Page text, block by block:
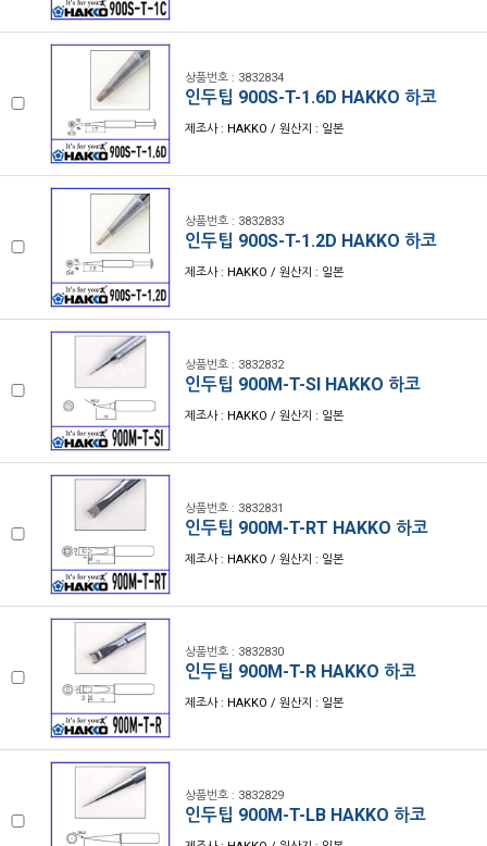
상품번호 : 3832834
인두팁 900S-T-1.6D HAKKO 하코
제조사 : HAKKO / 원산지 : 일본
상품번호 : 3832833
인두팁 900S-T-1.2D HAKKO 하코
제조사 : HAKKO / 원산지 : 일본
상품번호 : 3832832
인두팁 900M-T-SI HAKKO 하코
제조사 : HAKKO / 원산지 : 일본
상품번호 : 3832831
인두팁 900M-T-RT HAKKO 하코
제조사 : HAKKO / 원산지 : 일본
상품번호 : 3832830
인두팁 900M-T-R HAKKO 하코
제조사 : HAKKO / 원산지 : 일본
상품번호 : 3832829
인두팁 900M-T-LB HAKKO 하코